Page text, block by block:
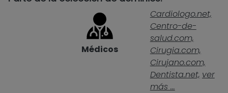
Médicos
Cardiologo.net,
Centro-de-
salud.com,
Cirugia.com,
Cirujano.com,
Dentista.net, ver
más ...